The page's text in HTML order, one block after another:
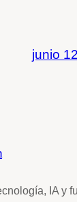
junio
IA y